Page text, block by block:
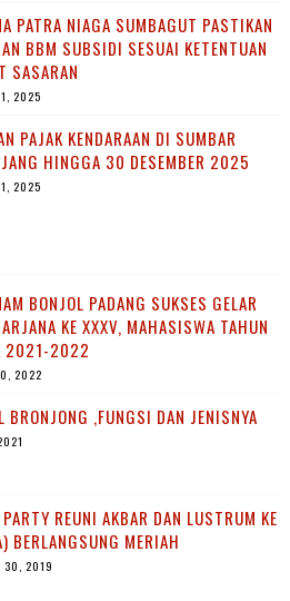
PATRA NIAGA SUMBAGUT PASTIKAN
BBM SUBSIDI SESUAI KETENTUAN
SASARAN
2025
PAJAK KENDARAAN DI SUMBAR
HINGGA 30 DESEMBER 2025
2025
BONJOL PADANG SUKSES GELAR
KE XXXV, MAHASISWA TAHUN
2021-2022
2022
BRONJONG ,FUNGSI DAN JENISNYA
REUNI AKBAR DAN LUSTRUM KE
BERLANGSUNG MERIAH
30, 2019